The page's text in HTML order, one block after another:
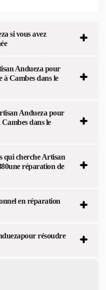
si vous avez
Andueza pour
Cambes dans le
Andueza pour
dans le
qui cherche Artisan
réparation de
en réparation
résoudre